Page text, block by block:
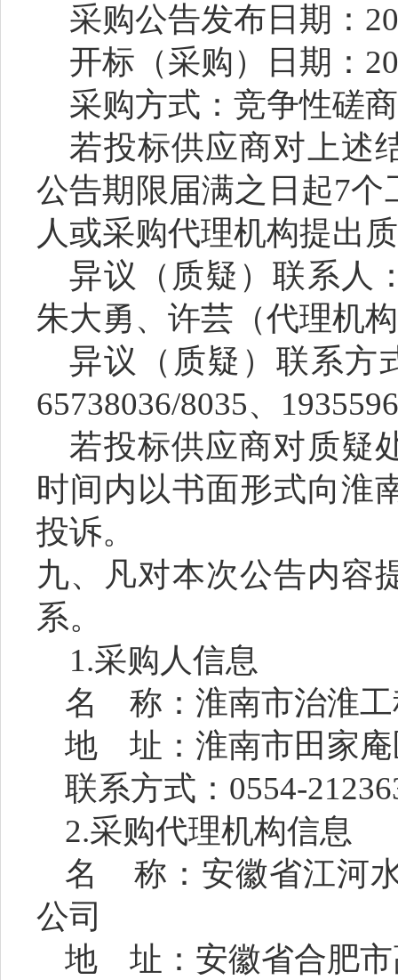
采购公告发布日期：
开标（采购）日期：
采购方式：竞争性磋商
若投标供应商对上述
公告期限届满之日起7个
人或采购代理机构提出
异议（质疑）联系人
朱大勇、许芸（代理机
异议（质疑）联系方
65738036/8035、
若投标供应商对质疑
时间内以书面形式向淮
投诉。
九、凡对本次公告内容
系。
1.采购人信息
名
称： 淮南市治淮
地
址： 淮南市田家
联系方式： 0554-
2.采购代理机构信息
名
称：安徽省江河
公司
地
址：安徽省合肥